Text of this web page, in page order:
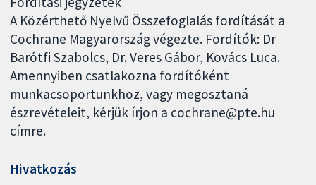
A Közérthető Nyelvű Összefoglalás fordítását a
Cochrane Magyarország végezte. Fordítók: Dr
Barótfi Szabolcs, Dr. Veres Gábor, Kovács Luca.
Amennyiben csatlakozna fordítóként
munkacsoportunkhoz, vagy megosztaná
észrevételeit, kérjük írjon a cochrane@pte.hu
címre.
Hivatkozás